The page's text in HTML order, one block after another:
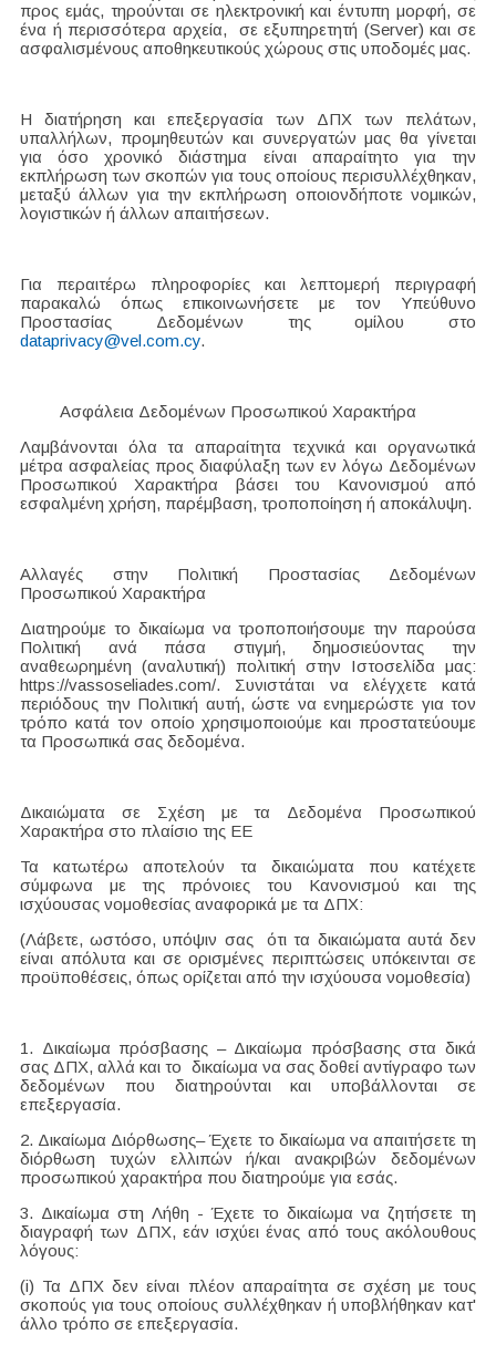
προς εμάς, τηρούνται σε ηλεκτρονική και έντυπη μορφή, σε
ένα ή περισσότερα αρχεία, σε εξυπηρετητή (Server) και σε
ασφαλισμένους αποθηκευτικούς χώρους στις υποδομές μας.
H διατήρηση και επεξεργασία των ΔΠΧ των πελάτων,
υπαλλήλων, προμηθευτών και συνεργατών μας θα γίνεται
για όσο χρονικό διάστημα είναι απαραίτητο για την
εκπλήρωση των σκοπών για τους οποίους περισυλλέχθηκαν,
μεταξύ άλλων για την εκπλήρωση οποιoνδήποτε νομικών,
λογιστικών ή άλλων απαιτήσεων.
Για περαιτέρω πληροφορίες και λεπτομερή περιγραφή
παρακαλώ όπως επικοινωνήσετε με τον Υπεύθυνο
Προστασίας Δεδομένων της ομίλου στο
dataprivacy@vel.com.cy.
Ασφάλεια Δεδομένων Προσωπικού Χαρακτήρα
Λαμβάνονται όλα τα απαραίτητα τεχνικά και οργανωτικά
μέτρα ασφαλείας προς διαφύλαξη των εν λόγω Δεδομένων
Προσωπικού Χαρακτήρα βάσει του Κανονισμού από
εσφαλμένη χρήση, παρέμβαση, τροποποίηση ή αποκάλυψη.
Αλλαγές στην Πολιτική Προστασίας Δεδομένων
Προσωπικού Χαρακτήρα
Διατηρούμε το δικαίωμα να τροποποιήσουμε την παρούσα
Πολιτική ανά πάσα στιγμή, δημοσιεύοντας την
αναθεωρημένη (αναλυτική) πολιτική στην Ιστοσελίδα μας:
https://vassoseliades.com/. Συνιστάται να ελέγχετε κατά
περιόδους την Πολιτική αυτή, ώστε να ενημερώστε για τον
τρόπο κατά τον οποίο χρησιμοποιούμε και προστατεύουμε
τα Προσωπικά σας δεδομένα.
Δικαιώματα σε Σχέση με τα Δεδομένα Προσωπικού
Χαρακτήρα στο πλαίσιο της ΕΕ
Τα κατωτέρω αποτελούν τα δικαιώματα που κατέχετε
σύμφωνα με της πρόνοιες του Κανονισμού και της
ισχύουσας νομοθεσίας αναφορικά με τα ΔΠΧ:
(Λάβετε, ωστόσο, υπόψιν σας ότι τα δικαιώματα αυτά δεν
είναι απόλυτα και σε ορισμένες περιπτώσεις υπόκεινται σε
προϋποθέσεις, όπως ορίζεται από την ισχύουσα νομοθεσία)
1. Δικαίωμα πρόσβασης – Δικαίωμα πρόσβασης στα δικά
σας ΔΠΧ, αλλά και το δικαίωμα να σας δοθεί αντίγραφο των
δεδομένων που διατηρούνται και υποβάλλονται σε
επεξεργασία.
2. Δικαίωμα Διόρθωσης– Έχετε το δικαίωμα να απαιτήσετε τη
διόρθωση τυχών ελλιπών ή/και ανακριβών δεδομένων
προσωπικού χαρακτήρα που διατηρούμε για εσάς.
3. Δικαίωμα στη Λήθη - Έχετε το δικαίωμα να ζητήσετε τη
διαγραφή των ΔΠΧ, εάν ισχύει ένας από τους ακόλουθους
λόγους:
(i) Τα ΔΠΧ δεν είναι πλέον απαραίτητα σε σχέση με τους
σκοπούς για τους οποίους συλλέχθηκαν ή υποβλήθηκαν κατ'
άλλο τρόπο σε επεξεργασία.